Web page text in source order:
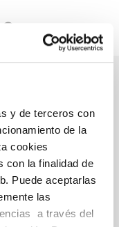
y de terceros con
de la
cookies
con la finalidad de
Puede aceptarlas
las
a través del
TAX Barcelona
RGPD